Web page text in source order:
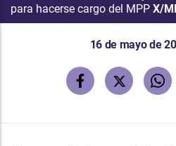
para hacerse cargo del MPP X/
16 de mayo de